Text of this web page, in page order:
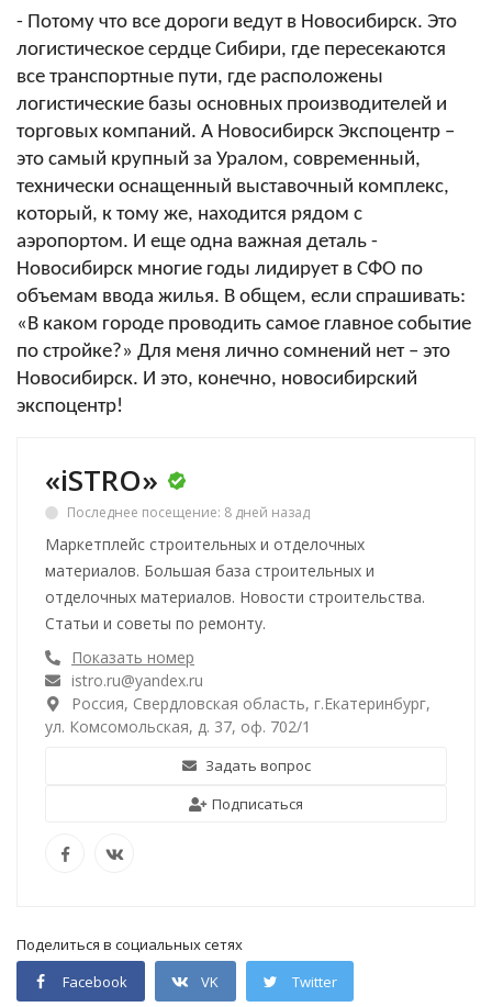
- Потому что все дороги ведут в Новосибирск. Это
логистическое сердце Сибири, где пересекаются
все транспортные пути, где расположены
логистические базы основных производителей и
торговых компаний. А Новосибирск Экспоцентр –
это самый крупный за Уралом, современный,
технически оснащенный выставочный комплекс,
который, к тому же, находится рядом с
аэропортом. И еще одна важная деталь -
Новосибирск многие годы лидирует в СФО по
объемам ввода жилья. В общем, если спрашивать:
«В каком городе проводить самое главное событие
по стройке?» Для меня лично сомнений нет – это
Новосибирск. И это, конечно, новосибирский
экспоцентр!
«iSTRO»
Последнее посещение: 8 дней назад
Маркетплейс строительных и отделочных
материалов. Большая база строительных и
отделочных материалов. Новости строительства.
Статьи и советы по ремонту.
Показать номер
istro.ru@yandex.ru
Россия, Свердловская область, г.Екатеринбург,
ул. Комсомольская, д. 37, оф. 702/1
Задать вопрос
Подписаться
Поделиться в социальных сетях
Facebook
VK Twitter